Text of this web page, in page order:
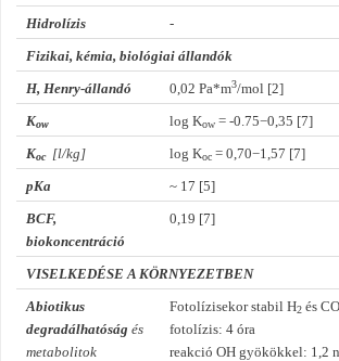
Hidrolízis
-
Fizikai, kémia, biológiai állandók
H, Henry-állandó
0,02 Pa*m3/mol [2]
Kow log Kow = -0.75−0,35 [7]
Koc [l/kg] log Koc = 0,70−1,57 [7]
pKa
~ 17 [5]
BCF,
biokoncentráció
0,19 [7]
VISELKEDÉSE A KÖRNYEZETBEN
Abiotikus
degradálhatóság és
metabolitok
Fotolízisekor stabil H2 és
fotolízis: 4 óra
reakció OH gyökökkel: 1,2